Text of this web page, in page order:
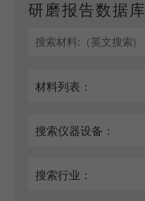
研磨报告数据库